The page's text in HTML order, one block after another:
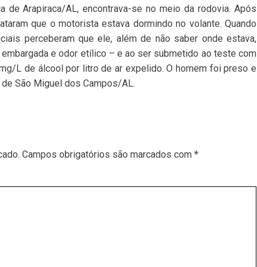
de Arapiraca/AL, encontrava-se no meio da rodovia. Após
que o motorista estava dormindo no volante. Quando
perceberam que ele, além de não saber onde estava,
e odor etílico – e ao ser submetido ao teste com
L de álcool por litro de ar expelido. O homem foi preso e
São Miguel dos Campos/AL.
Campos obrigatórios são marcados com *